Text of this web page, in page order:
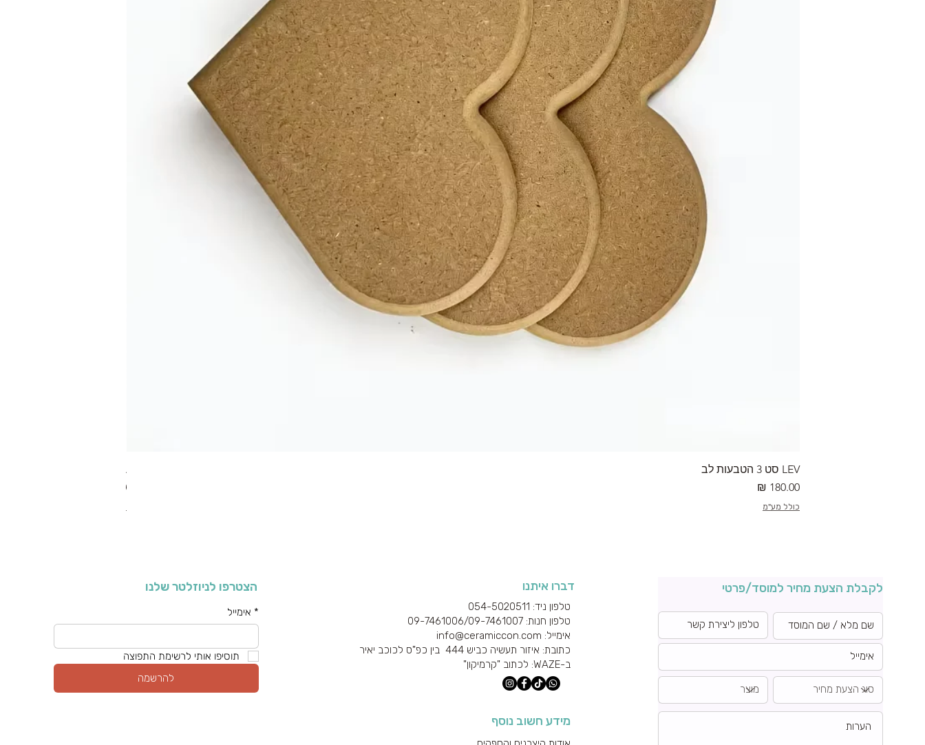
LEV סט 3 הטבעות לב
מחיר
כולל מע"מ
RA מערוך טקסטורה
מחיר רגיל
הצטרפו לניוזלטר שלנו
* אימייל
תוסיפו אותי לרשימת התפוצה
להרשמה
דברו איתנו
טלפון ניד: 054-5020511
טלפון חנות: 09-7461006/09-7461007
אימייל: info@ceramiccon.com
כתובת: איזור תעשיה כביש 444 בין כפ"ס לכוכב יאיר
ב-WAZE: לכתוב "קרמיקון"
מידע חשוב נוסף
לקבלת הצעת מחיר למוסד/פרטי